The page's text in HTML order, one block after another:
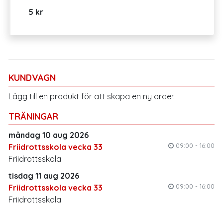
KUNDVAGN
Lägg till en produkt för att skapa en ny order.
TRÄNINGAR
måndag 10 aug 2026
Friidrottsskola vecka 33
09:00 - 16:00
Friidrottsskola
tisdag 11 aug 2026
Friidrottsskola vecka 33
09:00 - 16:00
Friidrottsskola
5 kr